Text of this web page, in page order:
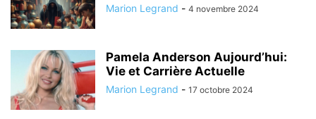
Marion Legrand - 4 novembre 2024
Pamela Anderson Aujourd’hui:
Vie et Carrière Actuelle
Marion Legrand - 17 octobre 2024